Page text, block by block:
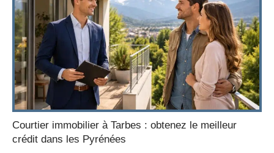
Courtier immobilier à Tarbes : obtenez le meilleur
crédit dans les Pyrénées